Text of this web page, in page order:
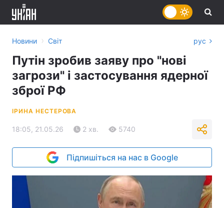
Новини › Світ рус
Путін зробив заяву про "нові
загрози" і застосування ядерної
зброї РФ
ІРИНА НЕСТЕРОВА
18:05, 21.05.26 2 хв. 5740
Підпишіться на нас в Google